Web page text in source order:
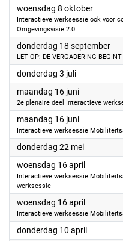
woensdag 8 oktober2025
Interactieve werksessie ook voor
Omgevingsvisie 2.0
donderdag 18 september
LET OP: DE VERGADERING
donderdag 3 juli2025
maandag 16 juni2025
2e plenaire deel Interactieve
maandag 16 juni2025
Interactieve werksessie
donderdag 22 mei2025
woensdag 16 april2025
Interactieve werksessie
werksessie
woensdag 16 april2025
Interactieve werksessie
donderdag 10 april2025